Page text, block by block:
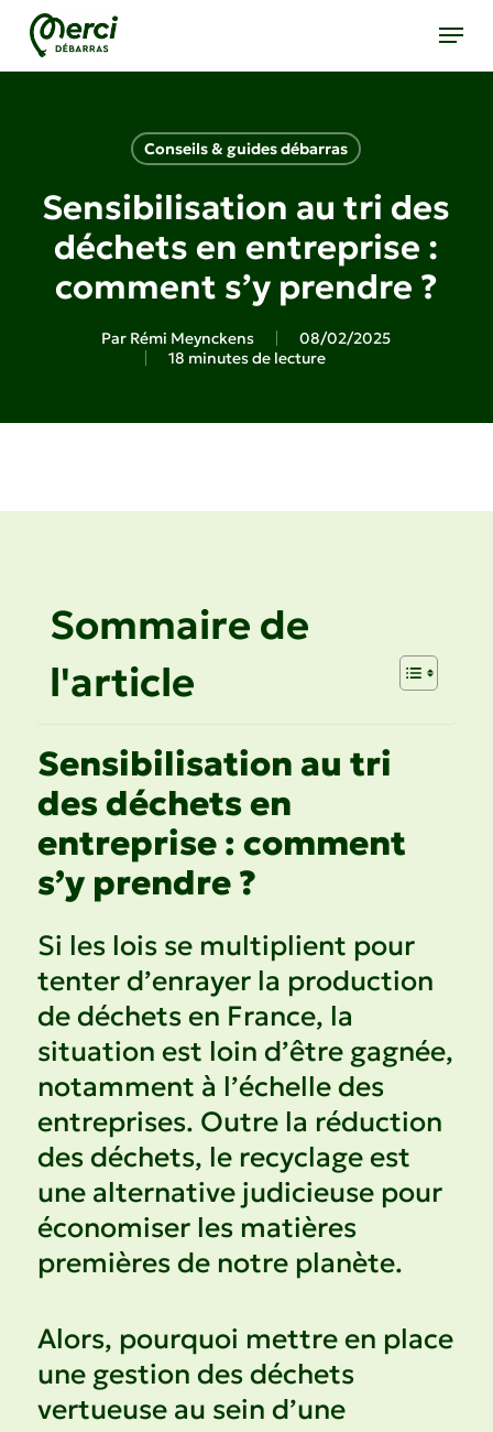
main
content
Menu
Conseils & guides débarras
Sensibilisation au tri des
déchets en entreprise :
comment s’y prendre ?
Par Rémi Meynckens
08/02/2025
18 minutes de lecture
Sommaire de
l'article
Sensibilisation au tri
des déchets en
entreprise : comment
s’y prendre ?
Si les lois se multiplient pour
tenter d’enrayer la production
de déchets en France, la
situation est loin d’être gagnée,
notamment à l’échelle des
entreprises. Outre la réduction
des déchets, le recyclage est
une alternative judicieuse pour
économiser les matières
premières de notre planète.
Alors, pourquoi mettre en place
une gestion des déchets
vertueuse au sein d’une